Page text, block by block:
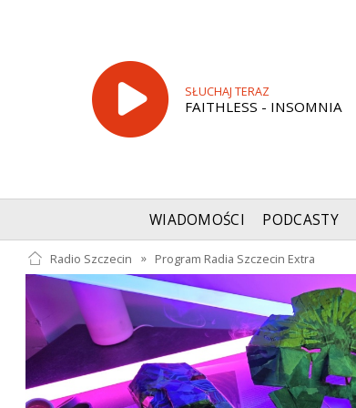
SŁUCHAJ TERAZ
FAITHLESS - INSOMNIA
WIADOMOŚCI PODCASTY
Radio Szczecin » Program Radia Szczecin Extra